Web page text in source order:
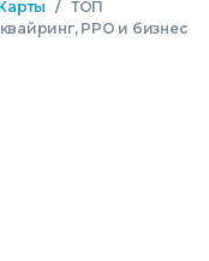
/ ТОП
РРО и бизнес